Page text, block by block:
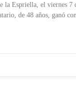
la Espriella, el viernes 7
de 48 años, ganó